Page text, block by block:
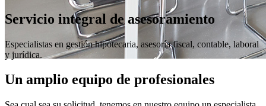
Servicio integral de asesoramiento
Especialistas en gestión hipotecaria, asesoría fiscal, contable, laboral
y jurídica.
Un amplio equipo de profesionales